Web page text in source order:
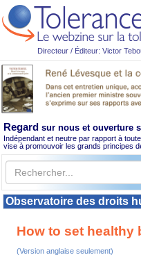
Directeur / Éditeur: Victor
Regard sur nous et ouverture
Indépendant et neutre par rapport à
vise à promouvoir les grands principes
Observatoire des droits
How to set healthy
(Version anglaise seulement)